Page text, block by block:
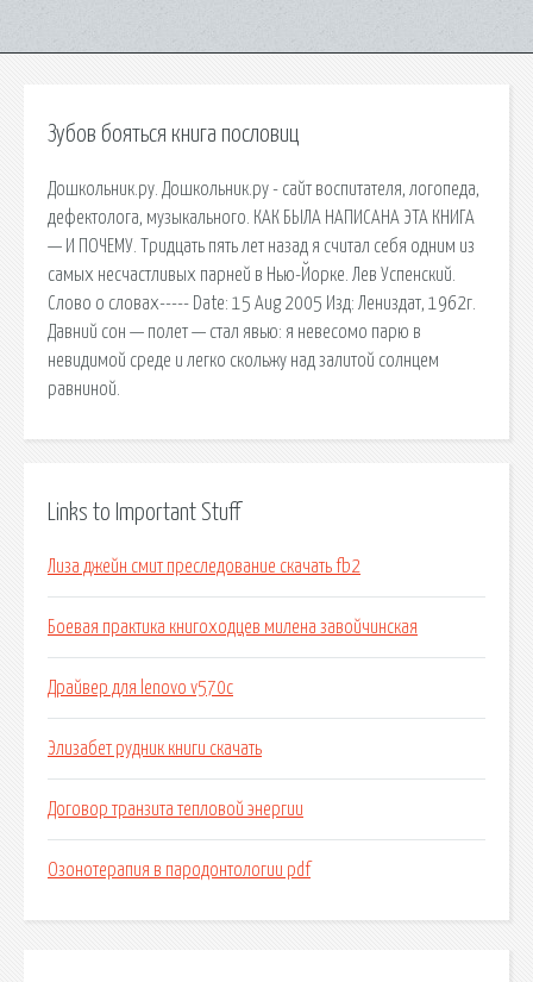
Зубов бояться книга пословиц
Дошкольник.ру. Дошкольник.ру - сайт воспитателя, логопеда,
дефектолога, музыкального. КАК БЫЛА НАПИСАНА ЭТА КНИГА
— И ПОЧЕМУ. Тридцать пять лет назад я считал себя одним из
самых несчастливых парней в Нью-Йорке. Лев Успенский.
Слово о словах----- Date: 15 Aug 2005 Изд: Лениздат, 1962г.
Давний сон — полет — стал явью: я невесомо парю в
невидимой среде и легко скольжу над залитой солнцем
равниной.
Links to Important Stuff
Лиза джейн смит преследование скачать fb2
Боевая практика книгоходцев милена завойчинская
Драйвер для lenovo v570c
Элизабет рудник книги скачать
Договор транзита тепловой энергии
Озонотерапия в пародонтологии pdf